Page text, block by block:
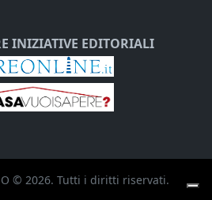
INIZIATIVE EDITORIALI
© 2026. Tutti i diritti riservati.